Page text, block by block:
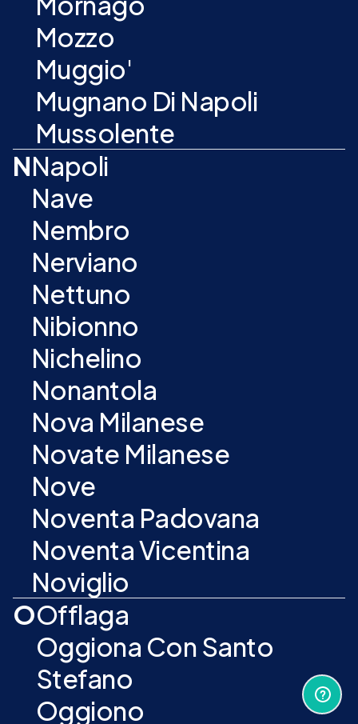
Mozzo
Muggio'
Mugnano Di Napoli
Mussolente
NNapoli
Nave
Nembro
Nerviano
Nettuno
Nibionno
Nichelino
Nonantola
Nova Milanese
Novate Milanese
Nove
Noventa Padovana
Noventa Vicentina
Noviglio
OOfflaga
Oggiona Con Santo
Stefano
Oggiono